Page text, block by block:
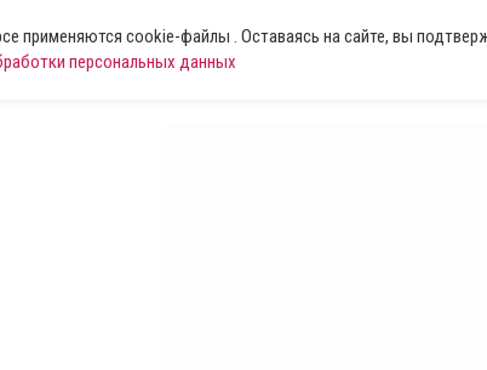
применяются cookie-файлы . Оставаясь на сайте, вы
персональных данных